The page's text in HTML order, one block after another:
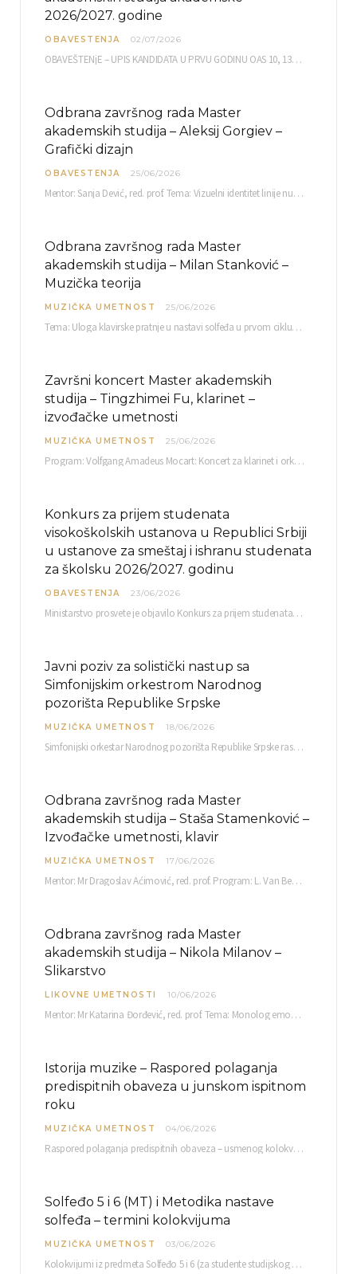
2026/2027. godine
OBAVESTENJA 02/07/2026
OBAVEŠTENjE – UPIS KANDIDATA U PRVU GODINU OAS 10, 13, 14, 15. i…
Odbrana završnog rada Master
akademskih studija – Aleksij Gorgiev –
Grafički dizajn
OBAVESTENJA 25/06/2026
Mentor: Sanja Dević, red. prof. Tema: Vizuelni identitet linije nutricionističkih proizvoda Vita+: Od ambalaže do multimedijalne komunikacije Petak, 03. 07.…
Odbrana završnog rada Master
akademskih studija – Milan Stanković –
Muzička teorija
MUZIČKA UMETNOST 25/06/2026
Tema: Uloga klavirske pratnje u nastavi solfeđa u prvom ciklusu osnovne muzičke škole Mentor…
Završni koncert Master akademskih
studija – Tingzhimei Fu, klarinet –
izvođačke umetnosti
MUZIČKA UMETNOST 25/06/2026
Program: Volfgang Amadeus Mocart: Koncert za klarinet i orkestar, A-dur Mentor Miloš Mijatović, redovni profesor…
Konkurs za prijem studenata
visokoškolskih ustanova u Republici Srbiji
u ustanove za smeštaj i ishranu studenata
za školsku 2026/2027. godinu
OBAVESTENJA 23/06/2026
Ministarstvo prosvete je objavilo Konkurs za prijem studenata visokoškolskih ustanova u Republici Srbiji u ustanove…
Javni poziv za solistički nastup sa
Simfonijskim orkestrom Narodnog
pozorišta Republike Srpske
MUZIČKA UMETNOST 18/06/2026
Simfonijski orkestar Narodnog pozorišta Republike Srpske raspisuje javni poziv za učešće u projektu „CRESCENDO: Nova…
Odbrana završnog rada Master
akademskih studija – Staša Stamenković –
Izvođačke umetnosti, klavir
MUZIČKA UMETNOST 17/06/2026
Mentor: Mr Dragoslav Aćimović, red. prof. Program: L. Van Betoven: Sonata op. 31 br. 2 u…
Odbrana završnog rada Master
akademskih studija – Nikola Milanov –
Slikarstvo
LIKOVNE UMETNOSTI 10/06/2026
Mentor: Mr Katarina Đorđević, red. prof. Tema: Monolog emocija Sreda, 17. 06. 2026. u 15:30 sati Sala br. 12 Fakulteta umetnosti u Nišu, Kneginje…
Istorija muzike – Raspored polaganja
predispitnih obaveza u junskom ispitnom
roku
MUZIČKA UMETNOST 04/06/2026
Raspored polaganja predispitnih obaveza – usmenog kolokvijuma i testa iz slušanja muzike – objavljen je…
Solfeđo 5 i 6 (MT) i Metodika nastave
solfeđa – termini kolokvijuma
MUZIČKA UMETNOST 03/06/2026
Kolokvijumi iz predmeta Solfeđo 5 i 6 (za studente studijskog programa Muzička teorija) i Metodika…